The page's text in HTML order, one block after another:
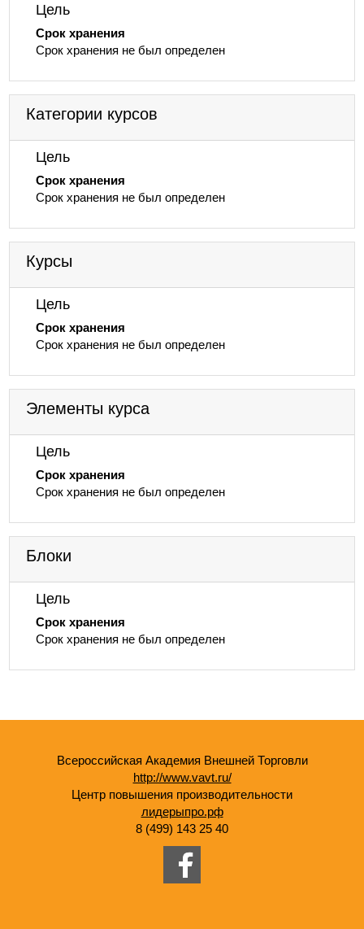
Цель
Срок хранения
Срок хранения не был определен
Категории курсов
Цель
Срок хранения
Срок хранения не был определен
Курсы
Цель
Срок хранения
Срок хранения не был определен
Элементы курса
Цель
Срок хранения
Срок хранения не был определен
Блоки
Цель
Срок хранения
Срок хранения не был определен
Всероссийская Академия Внешней Торговли
http://www.vavt.ru/
Центр повышения производительности
лидерыпро.рф
8 (499) 143 25 40